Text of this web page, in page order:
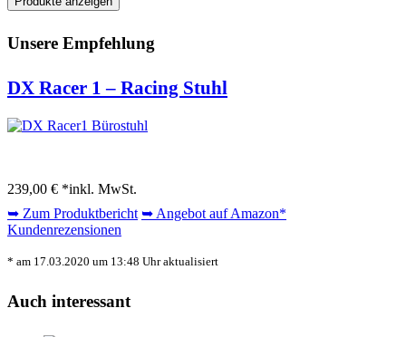
Unsere Empfehlung
DX Racer 1 – Racing Stuhl
239,00 € *inkl. MwSt.
➥ Zum Produktbericht ➥ Angebot auf Amazon*
Kundenrezensionen
* am 17.03.2020 um 13:48 Uhr aktualisiert
Auch interessant